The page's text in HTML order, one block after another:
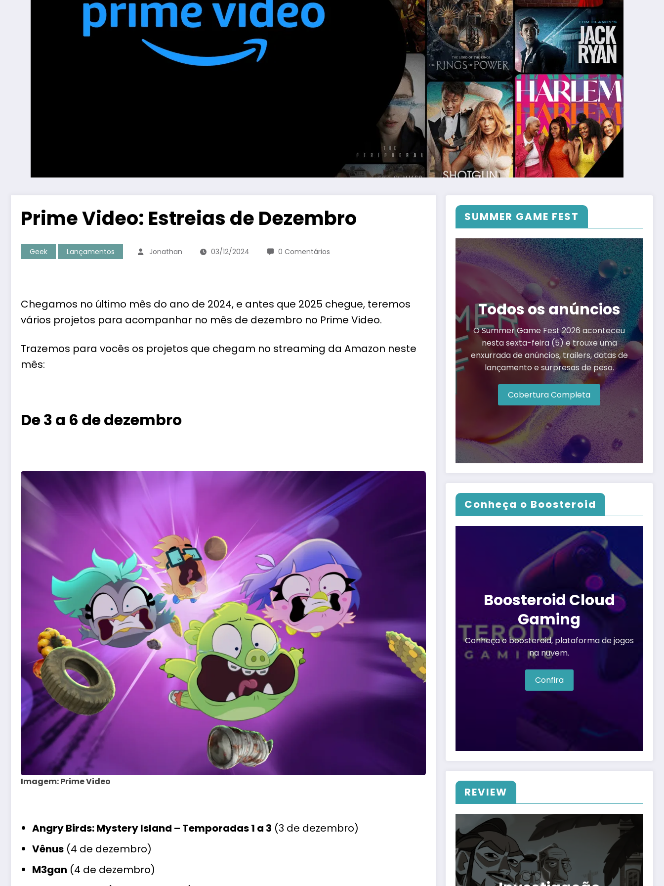
Prime Video: Estreias de Dezembro
Geek Lançamentos Jonathan 03/12/2024 0 Comentários
Chegamos no último mês do ano de 2024, e antes que 2025 chegue, teremos
vários projetos para acompanhar no mês de dezembro no Prime Video.
Trazemos para vocês os projetos que chegam no streaming da Amazon neste
mês:
De 3 a 6 de dezembro
Imagem: Prime Video
Angry Birds: Mystery Island – Temporadas 1 a 3 (3 de dezembro)
Vênus(4 de dezembro)
M3gan (4 de dezembro)
SUMMER GAME FEST
Todos os anúncios
O Summer Game Fest 2026 aconteceu
nesta sexta-feira (5) e trouxe uma
enxurrada de anúncios, trailers, datas de
lançamento e surpresas de peso.
Cobertura Completa
Conheça o Boosteroid
Boosteroid Cloud
Gaming
Conheça o boosteroid, plataforma de jogos
na nuvem.
Confira
REVIEW